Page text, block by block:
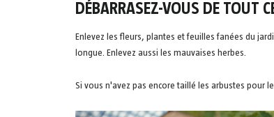
DÉBARRASEZ-VOUS DE TOUT
Enlevez les fleurs, plantes et feuilles fanées du
longue. Enlevez aussi les mauvaises herbes.
Si vous n'avez pas encore taillé les arbustes pour